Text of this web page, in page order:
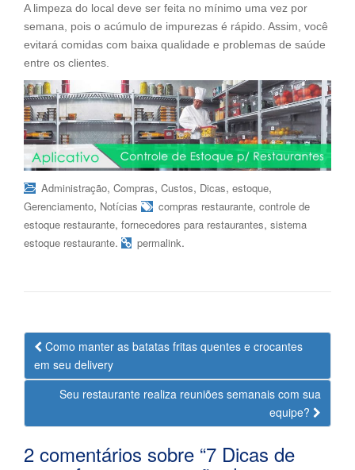
A limpeza do local deve ser feita no mínimo uma vez por
semana, pois o acúmulo de impurezas é rápido. Assim, você
evitará comidas com baixa qualidade e problemas de saúde
entre os clientes.
Administração, Compras, Custos, Dicas, estoque,
Gerenciamento, Notícias compras restaurante, controle de
estoque restaurante, fornecedores para restaurantes, sistema
estoque restaurante. permalink.
Navegação
da
Postagem
Como manter as batatas fritas quentes e crocantes
em seu delivery
Seu restaurante realiza reuniões semanais com sua
equipe?
2 comentários sobre “7 Dicas de